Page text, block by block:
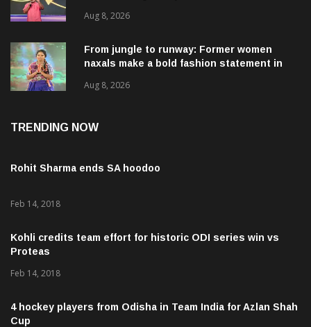
Aug 8, 2026
From jungle to runway: Former women
naxals make a bold fashion statement in
Aug 8, 2026
TRENDING NOW
Rohit Sharma ends SA hoodoo
Feb 14, 2018
Kohli credits team effort for historic ODI series win vs
Proteas
Feb 14, 2018
4 hockey players from Odisha in Team India for Azlan Shah
Cup